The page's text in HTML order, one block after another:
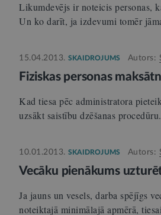
Likumdevējs ir noteicis personas,
Un ko darīt, ja izdevumi tomēr
15.04.2013. SKAIDROJUMS Autors:
Fiziskas personas
Kad tiesa pēc administratora
uzsākt saistību dzēšanas procedūru.
10.01.2013. SKAIDROJUMS Autors:
Vecāku pienākums
Ja jauns un vesels, darba spējīgs
noteiktajā minimālajā apmērā,